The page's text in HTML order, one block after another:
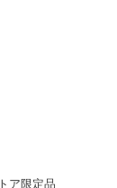
ア限定品